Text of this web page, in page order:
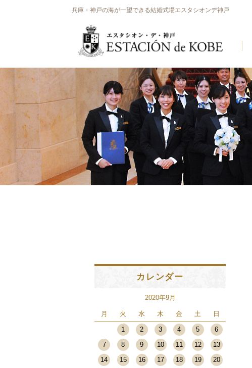
兵庫・神戸の海が一望できる結婚式場エスタシオンデ神戸
カレンダー
2020年9月
月 火 水 木 金 土 日
1 2 3 4 5
6
7
8 9 10 11 12
13
14
15 16 17 18 19
20